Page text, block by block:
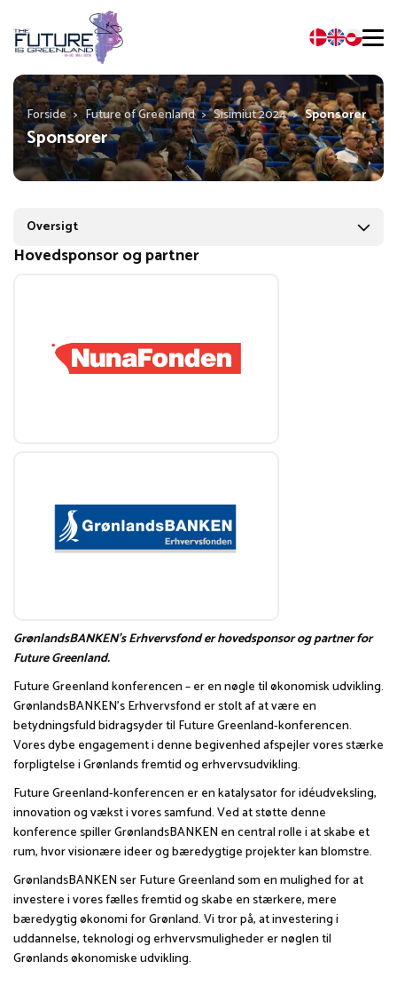
Forside > Future of Greenland > Sisimiut 2024 > Sponsorer
Sponsorer
Oversigt
Hovedsponsor og partner
GrønlandsBANKEN's Erhvervsfond er hovedsponsor og partner for
Future Greenland.
Future Greenland konferencen – er en nøgle til økonomisk udvikling.
GrønlandsBANKEN's Erhvervsfond er stolt af at være en
betydningsfuld bidragsyder til Future Greenland-konferencen.
Vores dybe engagement i denne begivenhed afspejler vores stærke
forpligtelse i Grønlands fremtid og erhvervsudvikling.
Future Greenland-konferencen er en katalysator for idéudveksling,
innovation og vækst i vores samfund. Ved at støtte denne
konference spiller GrønlandsBANKEN en central rolle i at skabe et
rum, hvor visionære ideer og bæredygtige projekter kan blomstre.
GrønlandsBANKEN ser Future Greenland som en mulighed for at
investere i vores fælles fremtid og skabe en stærkere, mere
bæredygtig økonomi for Grønland. Vi tror på, at investering i
uddannelse, teknologi og erhvervsmuligheder er nøglen til
Grønlands økonomiske udvikling.